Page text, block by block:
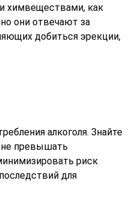
химвеществами, как
они отвечают за
добиться эрекции,
алкоголя. Знайте
не превышать
риск
для